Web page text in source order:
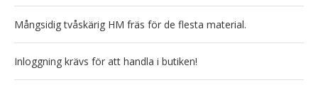
Mångsidig tvåskärig HM fräs för de flesta material.
Inloggning krävs för att handla i butiken!